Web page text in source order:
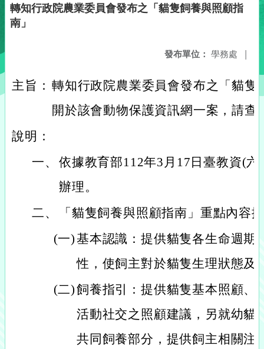
轉知行政院農業委員會發布之「貓隻飼養與照顧指
南」
發布單位： 學務處 |
主旨： 轉知行政院農業委員會發布之「貓隻
開於該會動物保護資訊網一案，請查
說明：
一、 依據教育部112年3月17日臺教資(
辦理。
二、
「貓隻飼養與照顧指南」重點內容
(一)基本認識：提供貓隻各生命週期
性，使飼主對於貓隻生理狀態及
(二)飼養指引：提供貓隻基本照顧、
活動社交之照顧建議，另就幼貓
共同飼養部分，提供飼主相關注